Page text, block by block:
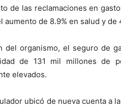
de las reclamaciones en
aumento de 8.9% en salud y
del organismo, el seguro de
de 131 mil millones de
elevados.
ubicó de nueva cuenta a